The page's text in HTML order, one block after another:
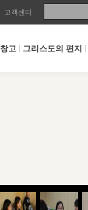
고객센터
고 그리스도의 편지